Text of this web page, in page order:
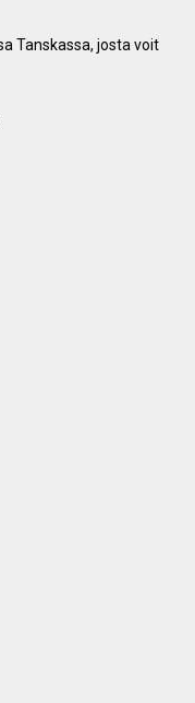
Tanskassa, josta voit